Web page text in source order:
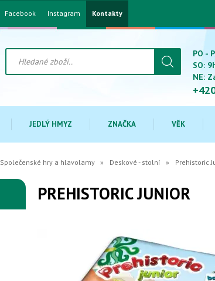
Facebook Instagram Kontakty
PO -
SO:
NE:
JEDLÝ HMYZ ZNAČKA VĚK
Společenské hry a hlavolamy Deskové - stolní Prehistoric
PREHISTORIC JUNIOR